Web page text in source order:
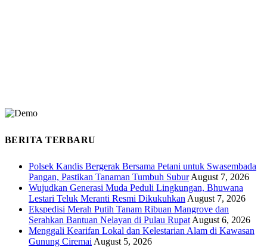
BERITA TERBARU
Polsek Kandis Bergerak Bersama Petani untuk Swasembada
Pangan, Pastikan Tanaman Tumbuh Subur August 7, 2026
Wujudkan Generasi Muda Peduli Lingkungan, Bhuwana
Lestari Teluk Meranti Resmi Dikukuhkan August 7, 2026
Ekspedisi Merah Putih Tanam Ribuan Mangrove dan
Serahkan Bantuan Nelayan di Pulau Rupat August 6, 2026
Menggali Kearifan Lokal dan Kelestarian Alam di Kawasan
Gunung Ciremai August 5, 2026